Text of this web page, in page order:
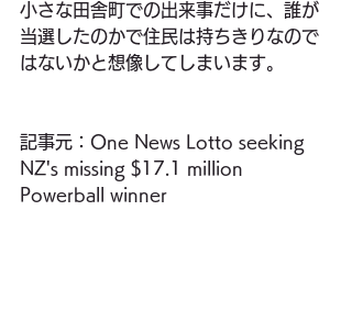
小さな田舎町での出来事だけに、誰が
当選したのかで住民は持ちきりなので
はないかと想像してしまいます。
記事元：One News Lotto seeking
NZ's missing $17.1 million
Powerball winner